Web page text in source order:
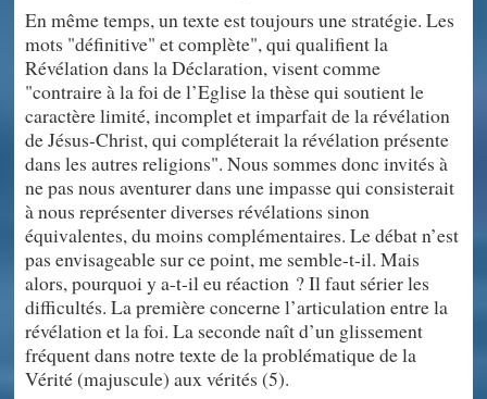
En même temps, un texte est toujours une stratégie. Les
mots "définitive" et complète", qui qualifient la
Révélation dans la Déclaration, visent comme
"contraire à la foi de l’Eglise la thèse qui soutient le
caractère limité, incomplet et imparfait de la révélation
de Jésus-Christ, qui compléterait la révélation présente
dans les autres religions". Nous sommes donc invités à
ne pas nous aventurer dans une impasse qui consisterait
à nous représenter diverses révélations sinon
équivalentes, du moins complémentaires. Le débat n’est
pas envisageable sur ce point, me semble-t-il. Mais
alors, pourquoi y a-t-il eu réaction ? Il faut sérier les
difficultés. La première concerne l’articulation entre la
révélation et la foi. La seconde naît d’un glissement
fréquent dans notre texte de la problématique de la
Vérité (majuscule) aux vérités (5).